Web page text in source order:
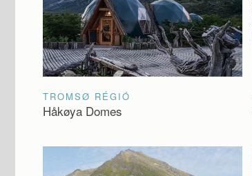
TROMSØ RÉGIÓ
Håkøya Domes